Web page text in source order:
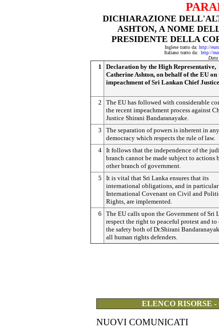
DICHIARAZIONE
ASHTON, A NOME
PRESIDENTE DELLA
Inglese tratto da: http://
Italiano tratto da: http://
Data
1
Declaration by the High Representative,
Catherine Ashton, on behalf of the EU on
impeachment of Sri Lankan Chief Justice
2
The EU has followed with considerable
the recent impeachment process against
Justice Shirani Bandaranayake.
3
The separation of powers is inherent in any
democracy which respects the rule of law.
4 It follows that the independence of the
branch cannot be made subject to actions
other branch of government.
5
It is vital that Sri Lanka ensures that its
international obligations, and in
International Covenant on Civil and
Rights, are implemented.
6
The EU calls upon the Government of Sri
respect the right to peaceful protest and to
the safety both of Dr.Shirani
all human rights defenders.
ELENCO RISORSE
NUOVI COMUNICATI